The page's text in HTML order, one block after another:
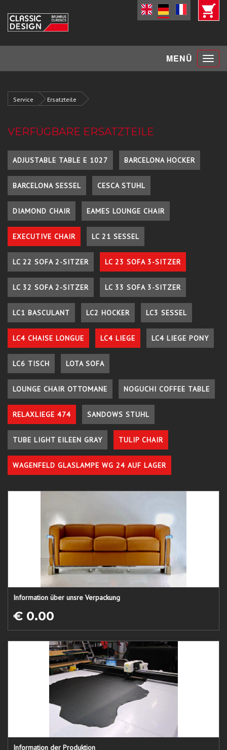
MENÜ Toggle
Service Ersatzteile
VERFÜGBARE ERSATZTEILE
ADJUSTABLE TABLE E 1027 BARCELONA HOCKER
BARCELONA SESSEL CESCA STUHL
DIAMOND CHAIR EAMES LOUNGE CHAIR
EXECUTIVE CHAIR LC 21 SESSEL
LC 22 SOFA 2-SITZER LC 23 SOFA 3-SITZER
LC 32 SOFA 2-SITZER LC 33 SOFA 3-SITZER
LC1 BASCULANT LC2 HOCKER LC3 SESSEL
LC4 CHAISE LONGUE LC4 LIEGE LC4 LIEGE PONY
LC6 TISCH LOTA SOFA
LOUNGE CHAIR OTTOMANE NOGUCHI COFFEE TABLE
RELAXLIEGE 474 SANDOWS STUHL
TUBE LIGHT EILEEN GRAY TULIP CHAIR
WAGENFELD GLASLAMPE WG 24 AUF LAGER
Information über unsre Verpackung
€ 0.00
Information der Produktion